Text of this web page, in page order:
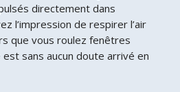
directement dans
l’impression de respirer l’air
que vous roulez fenêtres
sans aucun doute arrivé en